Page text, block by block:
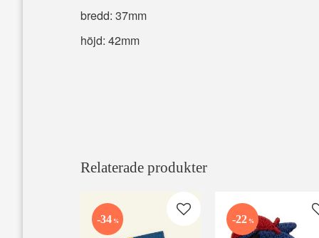
bredd: 37mm
höjd: 42mm
Relaterade produkter
34 % Lägg till i favoriter
22 %